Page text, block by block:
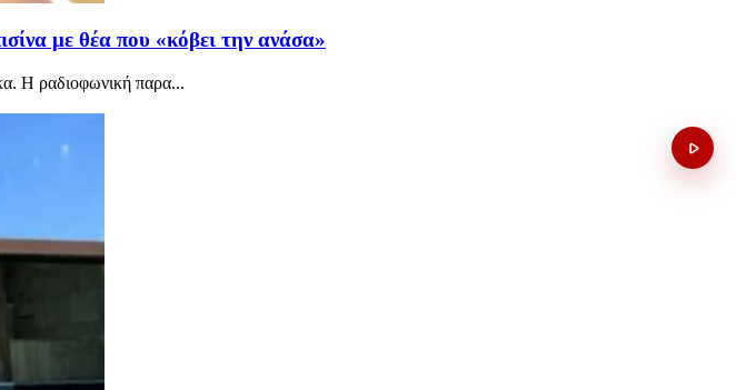
με θέα που «κόβει την ανάσα»
Η ραδιοφωνική παρα...